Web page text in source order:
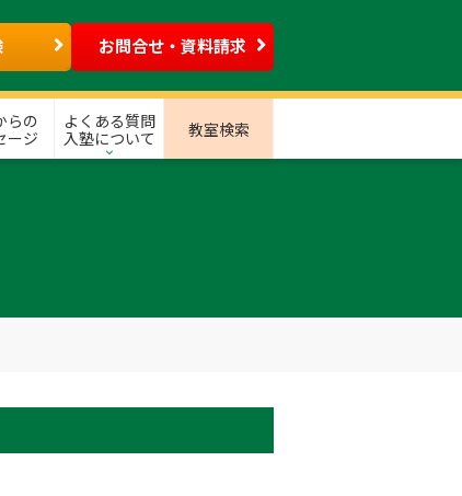
お問合せ・資料請求
らの
ージ
よくある質問
入塾について
教室検索